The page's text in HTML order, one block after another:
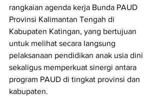
rangkaian agenda kerja Bunda PAUD
Provinsi Kalimantan Tengah di
Kabupaten Katingan, yang bertujuan
untuk melihat secara langsung
pelaksanaan pendidikan anak usia dini
sekaligus memperkuat sinergi antara
program PAUD di tingkat provinsi dan
kabupaten.